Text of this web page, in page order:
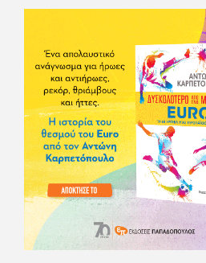
ταινίες κι έγραφε και στο περιοδικό
αισθηματικές περιπέτειες που
του - αν όχι και στον ίδιο. Πήγε
και διατήρησε μια καλή σχέση με
οποία αισθάνεται πως διάφορες
θέση. Κείμενο με την υπογραφή
Φίλαθλο το 1992. Επέστρεψε
δούλεψε για πολλούς (αφού
κάποιοι, αν όχι και όλοι, τον
ευχαριστημένοι από τη
στον Sport Fm (όπου έχει κλείσει
Sportday. Επαίρεται ότι λίγοι έχουν
ποδόσφαιρο από τον ίδιο και
γιατί είναι μέλος της γενιάς που
σε όλα τα σπορ. Δεν είναι
βρίσκουν το κουράγιο να το
φίλους του δεν πληρώνει διατροφές.
παιδιά. Απειλεί ότι θα γράφει όσο